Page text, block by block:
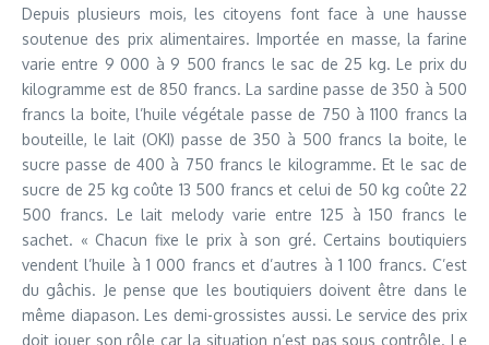
Depuis plusieurs mois, les citoyens font face à une hausse
soutenue des prix alimentaires. Importée en masse, la farine
varie entre 9 000 à 9 500 francs le sac de 25 kg. Le prix du
kilogramme est de 850 francs. La sardine passe de 350 à 500
francs la boite, l’huile végétale passe de 750 à 1100 francs la
bouteille, le lait (OKI) passe de 350 à 500 francs la boite, le
sucre passe de 400 à 750 francs le kilogramme. Et le sac de
sucre de 25 kg coûte 13 500 francs et celui de 50 kg coûte 22
500 francs. Le lait melody varie entre 125 à 150 francs le
sachet. « Chacun fixe le prix à son gré. Certains boutiquiers
vendent l’huile à 1 000 francs et d’autres à 1 100 francs. C’est
du gâchis. Je pense que les boutiquiers doivent être dans le
même diapason. Les demi-grossistes aussi. Le service des prix
doit jouer son rôle car la situation n’est pas sous contrôle. Le